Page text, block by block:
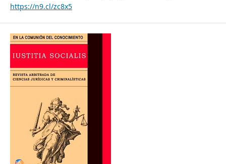
https://n9.cl/zc8x5